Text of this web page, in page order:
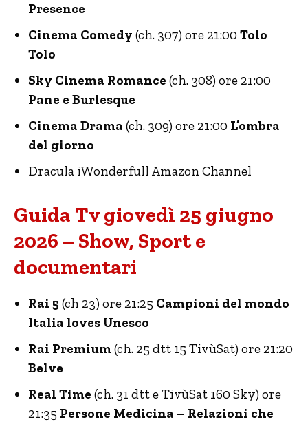
Presence
Cinema Comedy (ch. 307) ore 21:00 Tolo
Tolo
Sky Cinema Romance (ch. 308) ore 21:00
Pane e Burlesque
Cinema Drama (ch. 309) ore 21:00 L’ombra
del giorno
Dracula iWonderfull Amazon Channel
Guida Tv giovedì 25 giugno
2026 – Show, Sport e
documentari
Rai 5 (ch 23) ore 21:25 Campioni del mondo
Italia loves Unesco
Rai Premium(ch. 25 dtt 15 TivùSat) ore 21:20
Belve
Real Time (ch. 31 dtt e TivùSat 160 Sky) ore
21:35 Persone Medicina – Relazioni che